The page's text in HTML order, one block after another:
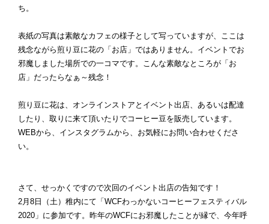
ち。
表紙の写真は素敵なカフェの様子として写っていますが、ここは
残念ながら煎り豆に花の「お店」ではありません。イベントでお
邪魔しました場所での一コマです。こんな素敵なところが「お
店」だったらなぁ～残念！
煎り豆に花は、オンラインストアとイベント出店、あるいは配達
したり、取りに来て頂いたりでコーヒー豆を販売しています。
WEBから、インスタグラムから、お気軽にお問い合わせくださ
い。
さて、せっかくですので次回のイベント出店の告知です！
2月8日（土）稚内にて「WCFわっかないコーヒーフェスティバル
2020」に参加です。昨年のWCFにお邪魔したことが縁で、今年呼